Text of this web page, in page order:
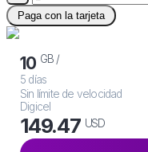
Paga con la tarjeta
10 GB /
5 días
Sin límite de velocidad
Digicel
149.47 USD